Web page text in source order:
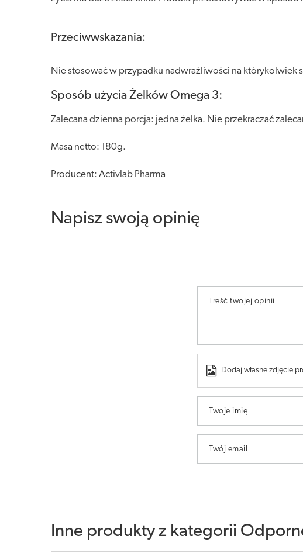
Przeciwwskazania:
Nie stosować w przypadku nadwrażliwości na którykolwiek
Sposób użycia Żelków Omega 3:
Zalecana dzienna porcja: jedna żelka. Nie przekraczać
Masa netto: 180g.
Producent: Activlab Pharma
Napisz swoją opinię
Treść twojej opinii
Dodaj własne zdjęcie
Twoje imię
Twój email
Inne produkty z kategorii